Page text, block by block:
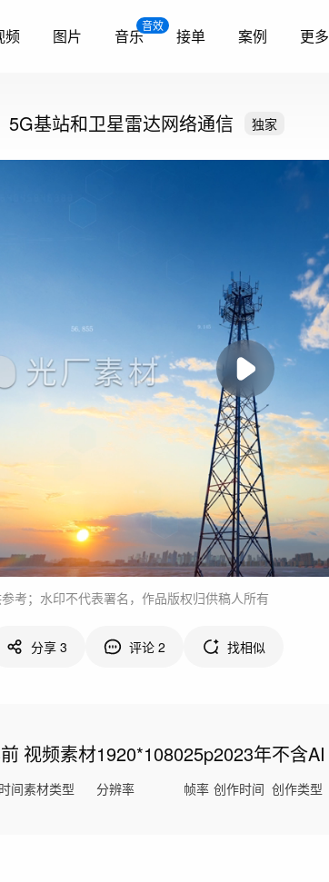
频 图片
音效
音乐 接单 案例 更多
5G基站和卫星雷达网络通信 独家
考；水印不代表署名，作品版权归供稿人所有
分享 3 评论 2 找相似
间
视频素材
素材类型
1920*1080
分辨率
25p
帧率
2023年
创作时间
不含AI
创作类型